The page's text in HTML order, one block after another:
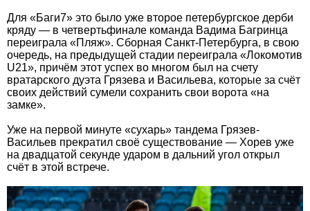
Для «Баги7» это было уже второе петербургское дерби
кряду — в четвертьфинале команда Вадима Багринца
переиграла «Пляж». Сборная Санкт-Петербурга, в свою
очередь, на предыдущей стадии переиграла «Локомотив
U21», причём этот успех во многом был на счету
вратарского дуэта Грязева и Васильева, которые за счёт
своих действий сумели сохранить свои ворота «на
замке».
Уже на первой минуте «сухарь» тандема Грязев-
Васильев прекратил своё существование — Хорев уже
на двадцатой секунде ударом в дальний угол открыл
счёт в этой встрече.